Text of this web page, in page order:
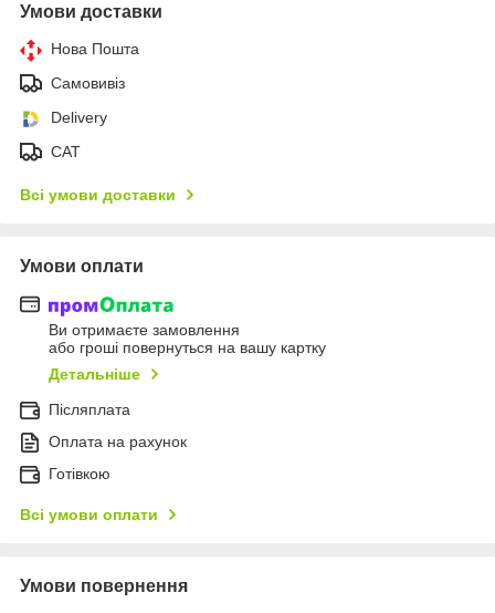
Умови доставки
Нова Пошта
Самовивіз
Delivery
САТ
Всі умови доставки
Умови оплати
Ви отримаєте замовлення
або гроші повернуться на вашу картку
Детальніше
Післяплата
Оплата на рахунок
Готівкою
Всі умови оплати
Умови повернення